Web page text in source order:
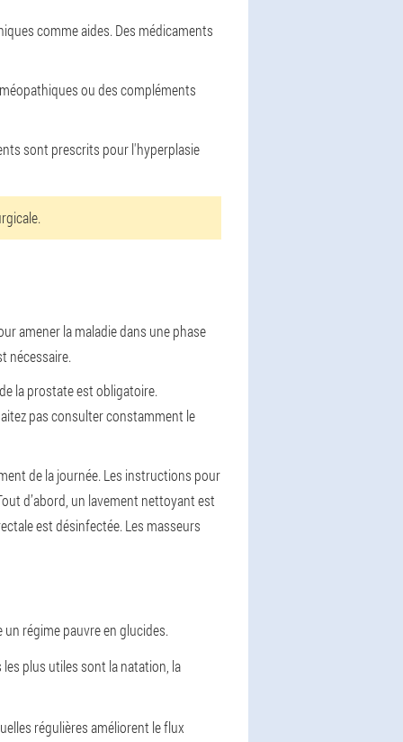
comme aides. Des médicaments
ou des compléments
sont prescrits pour l'hyperplasie
amener la maladie dans une phase
nécessaire.
la prostate est obligatoire.
pas consulter constamment le
de la journée. Les instructions pour
d’abord, un lavement nettoyant est
est désinfectée. Les masseurs
régime pauvre en glucides.
plus utiles sont la natation, la
régulières améliorent le flux